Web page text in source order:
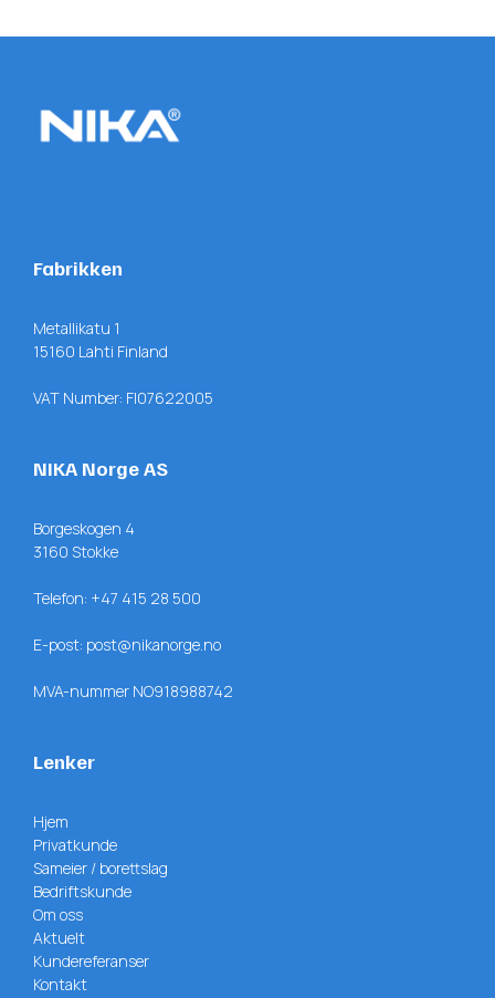
Fabrikken
Metallikatu 1
15160 Lahti Finland
VAT Number: FI07622005
NIKA Norge AS
Borgeskogen 4
3160 Stokke
Telefon: +47 415 28 500
E-post: post@nikanorge.no
MVA-nummer NO918988742
Lenker
Hjem
Privatkunde
Sameier / borettslag
Bedriftskunde
Om oss
Aktuelt
Kundereferanser
Kontakt